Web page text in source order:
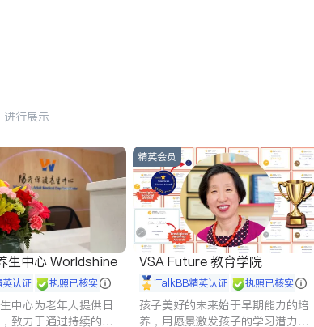
行展示
生中心 Worldshine
认证 执照已核实
中心为老年人提供日
致力于通过持续的护
精英会员
VSA Future 教育学院
iTalkBB精英认证 执照已核实
孩子美好的未来始于早期能力的培
养，用愿景激发孩子的学习潜力和